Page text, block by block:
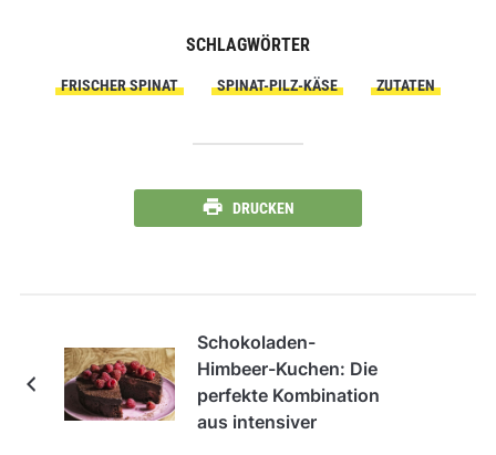
SCHLAGWÖRTER
FRISCHER SPINAT SPINAT-PILZ-KÄSE ZUTATEN
DRUCKEN
Schokoladen-
Himbeer-Kuchen: Die
perfekte Kombination
aus intensiver